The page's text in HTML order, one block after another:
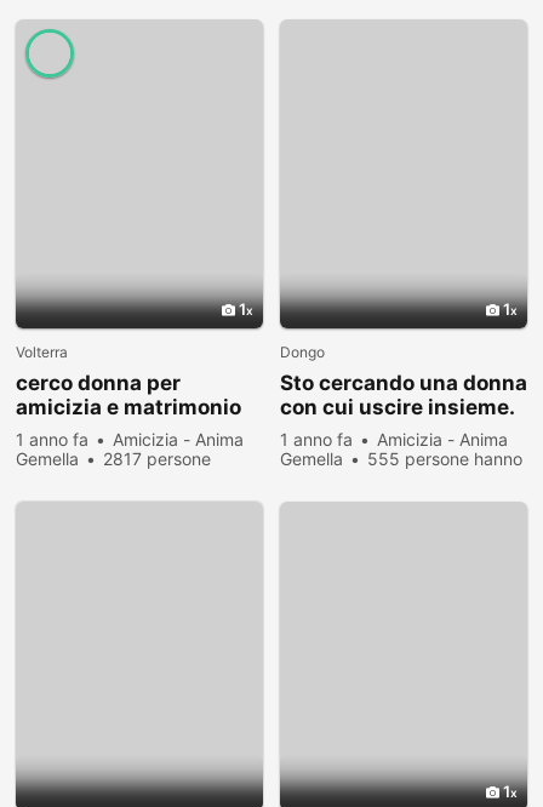
1
Volterra
cerco donna per
amicizia e matrimonio
compagna per vita
compagnia in casa mia
1 anno fa
Amicizia - Anima
Gemella
2817 persone
1
Dongo
Sto cercando una donna
con cui uscire insieme.
Watsap 3290635634
1 anno fa
Amicizia - Anima
Gemella
555 persone hanno
1